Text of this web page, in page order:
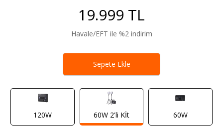
19.999 TL
Havale/EFT ile %2 indirim
120W 60W 2'li Kİt 60W
Sepete Ekle